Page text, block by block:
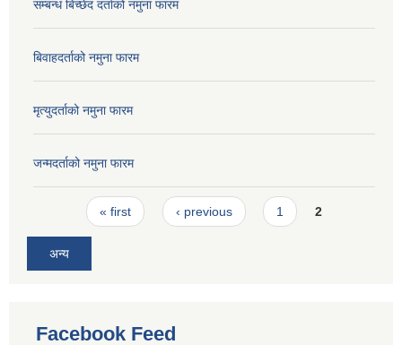
सम्बन्ध बिच्छेद दर्ताको नमुना फारम
बिवाहदर्ताको नमुना फारम
मृत्युदर्ताको नमुना फारम
जन्मदर्ताको नमुना फारम
Pages« first ‹ previous 1 2
अन्य
Facebook Feed